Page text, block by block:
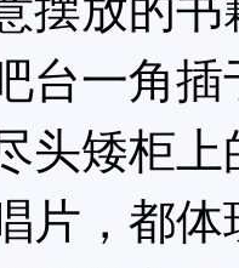
台一角
头矮柜
片，都